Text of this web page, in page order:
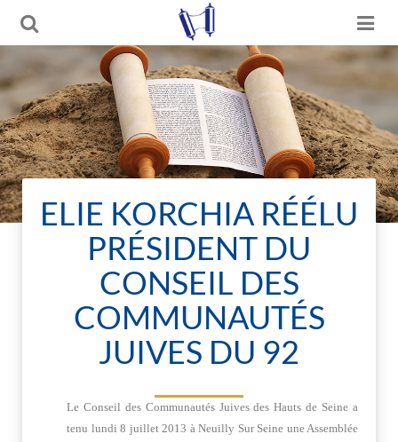
ELIE KORCHIA RÉÉLU
PRÉSIDENT DU
CONSEIL DES
COMMUNAUTÉS
JUIVES DU 92
Le Conseil des Communautés Juives des Hauts de Seine a
tenu lundi 8 juillet 2013 à Neuilly Sur Seine une Assemblée